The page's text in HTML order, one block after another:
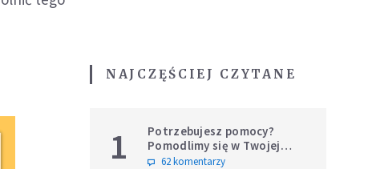
NAJCZĘŚCIEJ CZYTANE
1
Potrzebujesz pomocy?
Pomodlimy się w Twojej
intencji
62 komentarzy